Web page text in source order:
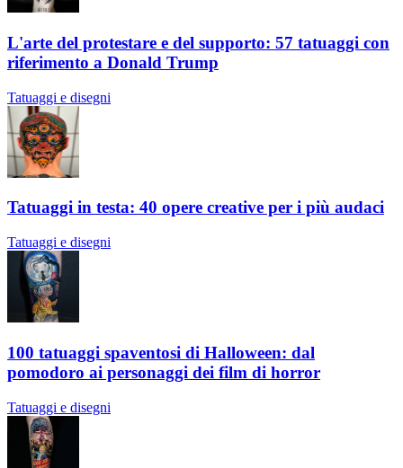
L'arte del protestare e del supporto: 57 tatuaggi con
riferimento a Donald Trump
Tatuaggi e disegni
Tatuaggi in testa: 40 opere creative per i più audaci
Tatuaggi e disegni
100 tatuaggi spaventosi di Halloween: dal
pomodoro ai personaggi dei film di horror
Tatuaggi e disegni